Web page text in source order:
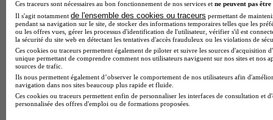
BTS Esf en alternance
BTS Dietetique en alternance
BTS Mco en alternance
BTS Pi en alternance
BTS Sp3s en alternance
Master CCA en alternance
BTS Ndrc en alternance
BTS Sam en alternance
Cap Fleuriste en alternance
Ces traceurs sont nécessaires au bon fonctionnement de nos services et ne peuvent pas être
Il s'agit notamment de l'ensemble des cookies ou traceurs permettant de
pendant sa navigation sur le site, de stocker des informations temporaires telles que les
ou les offres vues, gérer les processus d'identification de l'utilisateur, vérifier s'il est
la sécurité du site web en détectant les tentatives d'accès frauduleux ou les violations de
Ces cookies ou traceurs permettent également de piloter et suivre les sources d'acquisition
unique permettant de comprendre comment nos utilisateurs naviguent sur nos sites et nos
sources de trafic.
Ils nous permettent également d’observer le comportement de nos utilisateurs afin
navigation dans nos sites beaucoup plus rapide et fluide.
Ces cookies ou traceurs permettent enfin de personnaliser les interfaces de consultation et
personnalisée des offres d'emploi ou de formations proposées.